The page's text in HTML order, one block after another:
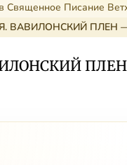
Священное Писание
ВАВИЛОНСКИЙ